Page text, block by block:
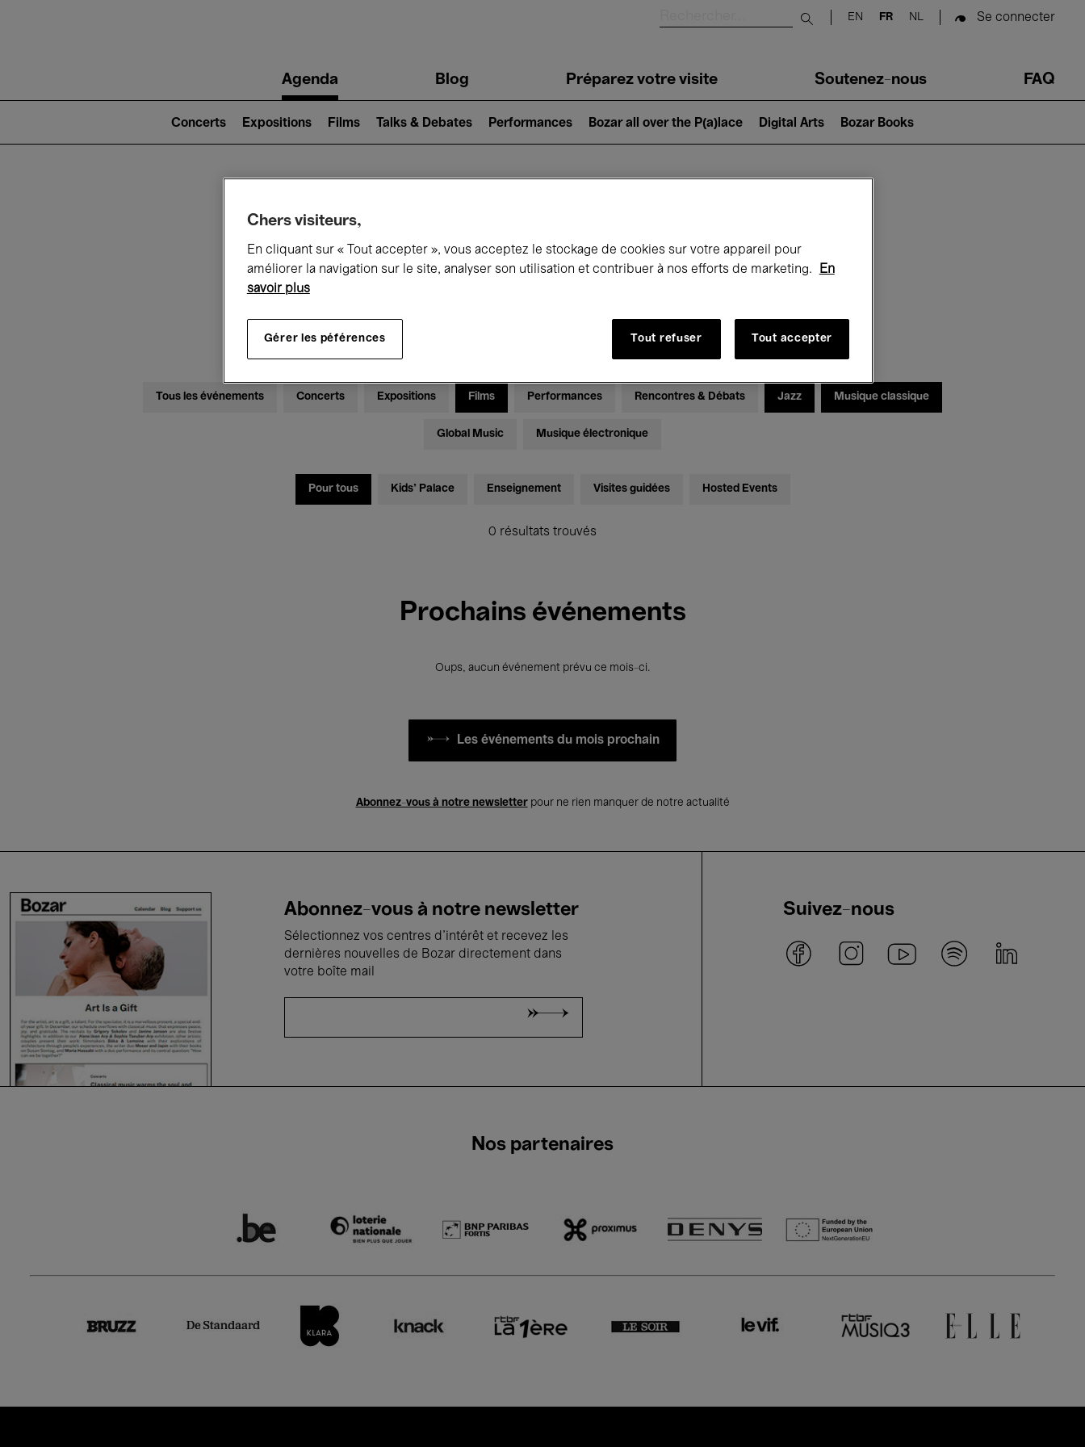
Submit search
EN FR NL Se connecter
navigationAgenda Blog Préparez votre visite Soutenez-nous FAQ
2)
Concerts Expositions Films Talks & Debates Performances Bozar all over the P(a)lace Digital Arts Bozar Books
Ce qui se passe à Bozar
Tous les événements Concerts Expositions Films Performances Rencontres & Débats Jazz Musique classique
Global Music Musique électronique
Pour tous Kids’ Palace Enseignement Visites guidées Hosted Events
0 résultats trouvés
Prochains événements
Oups, aucun événement prévu ce mois-ci.
Les événements du mois prochain
Abonnez-vous à notre newsletterpour ne rien manquer de notre actualité
Abonnez-vous à notre newsletter
Sélectionnez vos centres d'intérêt et recevez les
dernières nouvelles de Bozar directement dans
votre boîte mail
Suivez-nous
Nos partenaires
Chers visiteurs,
En cliquant sur « Tout accepter », vous acceptez le stockage de cookies sur votre appareil pour
améliorer la navigation sur le site, analyser son utilisation et contribuer à nos efforts de marketing.
En
savoir plus
Gérer les péférences Tout refuser Tout accepter